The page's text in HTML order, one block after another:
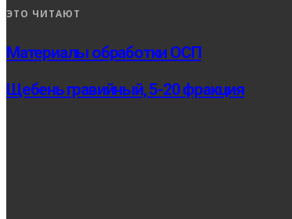
ЭТО ЧИТАЮТ
Материалы обработки ОСП
Щебень гравийный, 5-20 фракция